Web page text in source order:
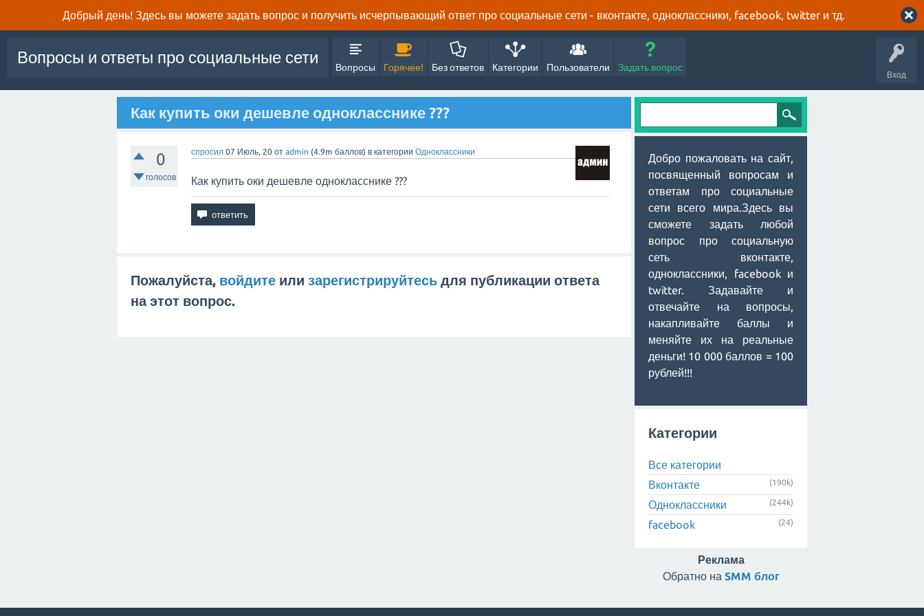
Добрый день! Здесь вы можете задать вопрос и получить исчерпывающий ответ про социальные сети - вконтакте, одноклассники, facebook, twitter и тд.
Вход
Вопросы и ответы про социальные сети
Вопросы Горячее! Без ответов Категории Пользователи Задать вопрос
Как купить оки дешевле однокласснике ???
0
голосов
спросил 07 Июль, 20 от admin (4.9m баллов) в категории Одноклассники
Как купить оки дешевле однокласснике ???
Пожалуйста, войдите или зарегистрируйтесь для публикации ответа
на этот вопрос.
Добро пожаловать на сайт,
посвященный вопросам и
ответам про социальные
сети всего мира.Здесь вы
сможете задать любой
вопрос про социальную
сеть вконтакте,
одноклассники, facebook и
twitter. Задавайте и
отвечайте на вопросы,
накапливайте баллы и
меняйте их на реальные
деньги! 10 000 баллов = 100
рублей!!!
Категории
Все категории
Вконтакте
(190k)
Одноклассники (244k)
facebook (24)
Реклама
Обратно на SMM блог